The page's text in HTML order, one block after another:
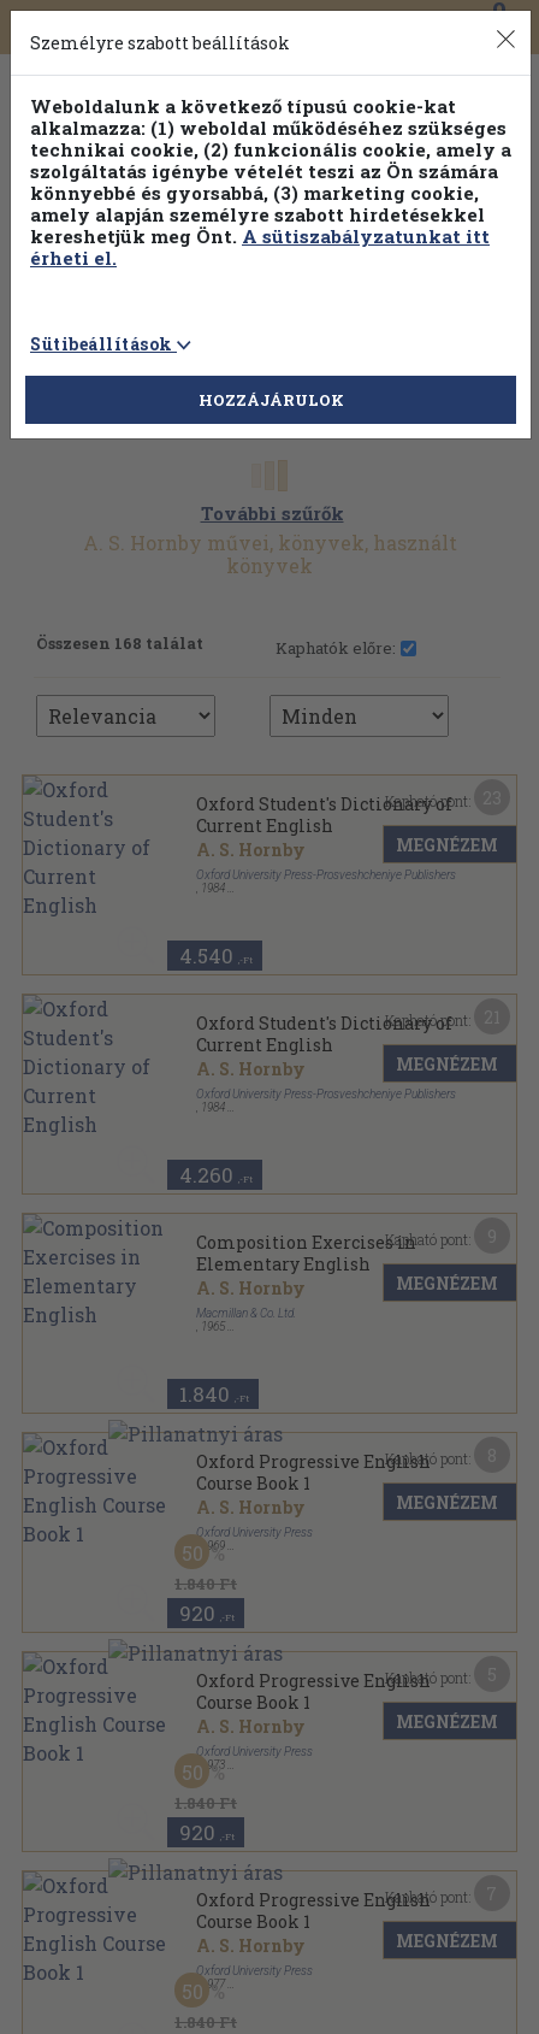
Toggle
navigation
0
További szűrők
A. S. Hornby művei, könyvek, használt
könyvek
Összesen 168 találat Kaphatók előre:
Oxford Student's Dictionary of
Current English
A. S. Hornby
Oxford University Press-Prosveshcheniye Publishers
1984
4.540 ,-Ft
Kapható pont:
MEGNÉZEM
Oxford Student's Dictionary of
Current English
A. S. Hornby
Oxford University Press-Prosveshcheniye Publishers
1984
4.260 ,-Ft
Kapható pont:
MEGNÉZEM
Composition Exercises in
Elementary English
A. S. Hornby
Macmillan & Co. Ltd.
1965
1.840 ,-Ft
Kapható pont:
MEGNÉZEM
Oxford Progressive English
Course Book 1
A. S. Hornby
Oxford University Press
, 1969
Ragasztott papírkötés
Oxford Progressive English Course sorozat
1.840 Ft
50
920 ,-Ft
Kapható pont:
MEGNÉZEM
Oxford Progressive English
Course Book 1
A. S. Hornby
Oxford University Press
, 1973
Varrott papírkötés
Oxford Progressive English Course sorozat
1.840 Ft
50
920 ,-Ft
Kapható pont:
MEGNÉZEM
Oxford Progressive English
Course Book 1
A. S. Hornby
Oxford University Press
, 1977
Varrott papírkötés
Oxford Progressive English Course sorozat
1.840 Ft
50
Kapható pont:
MEGNÉZEM
Személyre szabott beállítások
Weboldalunk a következő típusú cookie-kat
alkalmazza: (1) weboldal működéséhez szükséges
technikai cookie, (2) funkcionális cookie, amely a
szolgáltatás igénybe vételét teszi az Ön számára
könnyebbé és gyorsabbá, (3) marketing cookie,
amely alapján személyre szabott hirdetésekkel
kereshetjük meg Önt. A sütiszabályzatunkat itt
érheti el.
Sütibeállítások
HOZZÁJÁRULOK